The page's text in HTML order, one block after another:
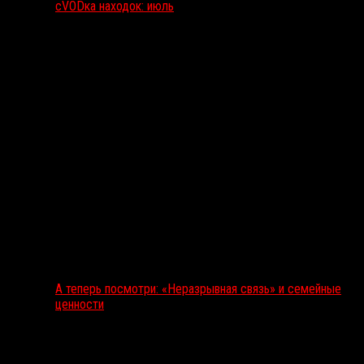
сVODка находок: июль
А теперь посмотри: «Неразрывная связь» и семейные
ценности